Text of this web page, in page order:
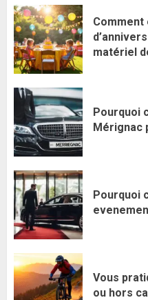
Comment
matériel
Pourquoi
Mérignac
Pourquoi
Vous
ou hors